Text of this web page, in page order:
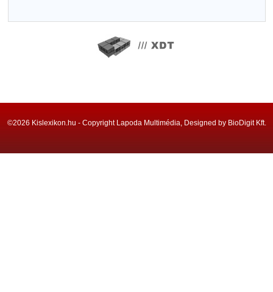
©2026 Kislexikon.hu - Copyright Lapoda Multimédia, Designed by BioDigit Kft.